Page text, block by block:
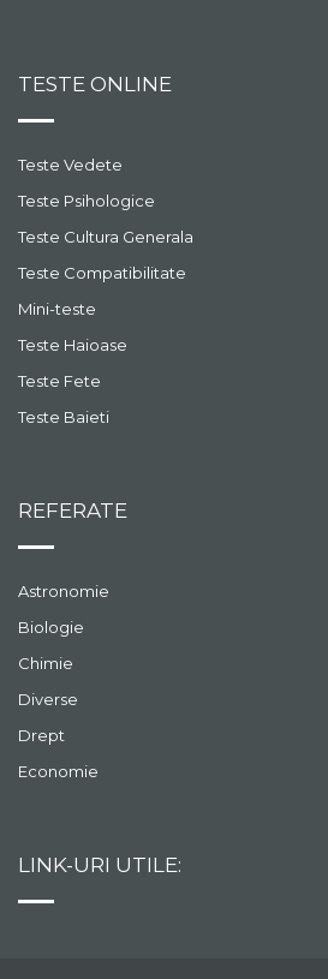
TESTE ONLINE
Teste Vedete
Teste Psihologice
Teste Cultura Generala
Teste Compatibilitate
Mini-teste
Teste Haioase
Teste Fete
Teste Baieti
REFERATE
Astronomie
Biologie
Chimie
Diverse
Drept
Economie
LINK-URI UTILE: